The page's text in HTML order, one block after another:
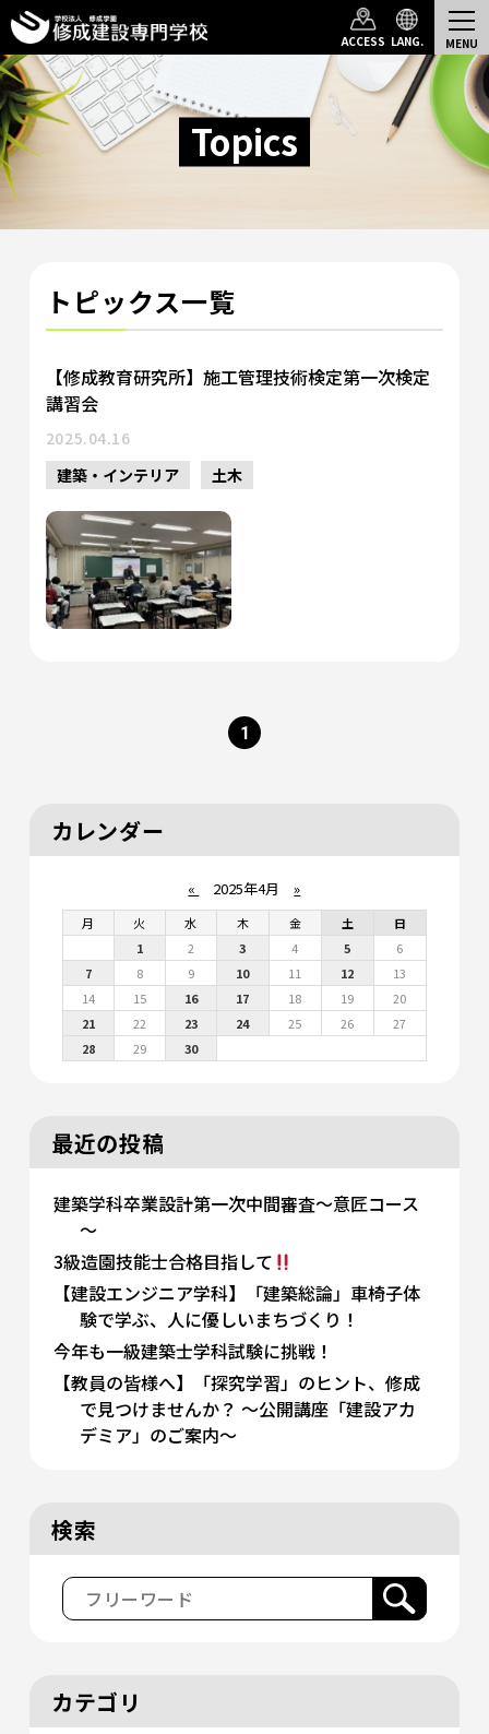
ACCESS LANG.
Topics
Top Topics一覧
トピックス一覧
【修成教育研究所】施工管理技術検定第一次検定
講習会
2025.04.16
建築・インテリア
土木
1
カレンダー
« 2025年4月 »
月 火 水 木 金 土
日
1
2 3 4 5
6
7
8 9 10 11 12
13
14
15 16 17 18 19
20
21
22 23 24 25 26
27
28
29 30
最近の投稿
建築学科卒業設計第一次中間審査～意匠コース
～
3級造園技能士合格目指して
【建設エンジニア学科】「建築総論」車椅子体
験で学ぶ、人に優しいまちづくり！
今年も一級建築士学科試験に挑戦！
【教員の皆様へ】「探究学習」のヒント、修成
で見つけませんか？ 〜公開講座「建設アカ
デミア」のご案内〜
検索
カテゴリ